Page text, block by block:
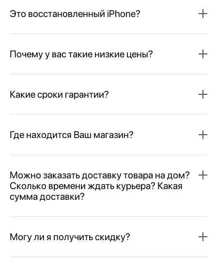
Это восстановленный iPhone?
Почему у вас такие низкие цены?
Какие сроки гарантии?
Где находится Ваш магазин?
Можно заказать доставку товара на дом?
Сколько времени ждать курьера? Какая
сумма доставки?
Могу ли я получить скидку?